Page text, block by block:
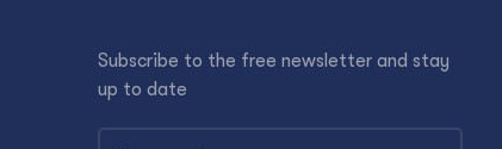
Subscribe to the free newsletter and stay
up to date